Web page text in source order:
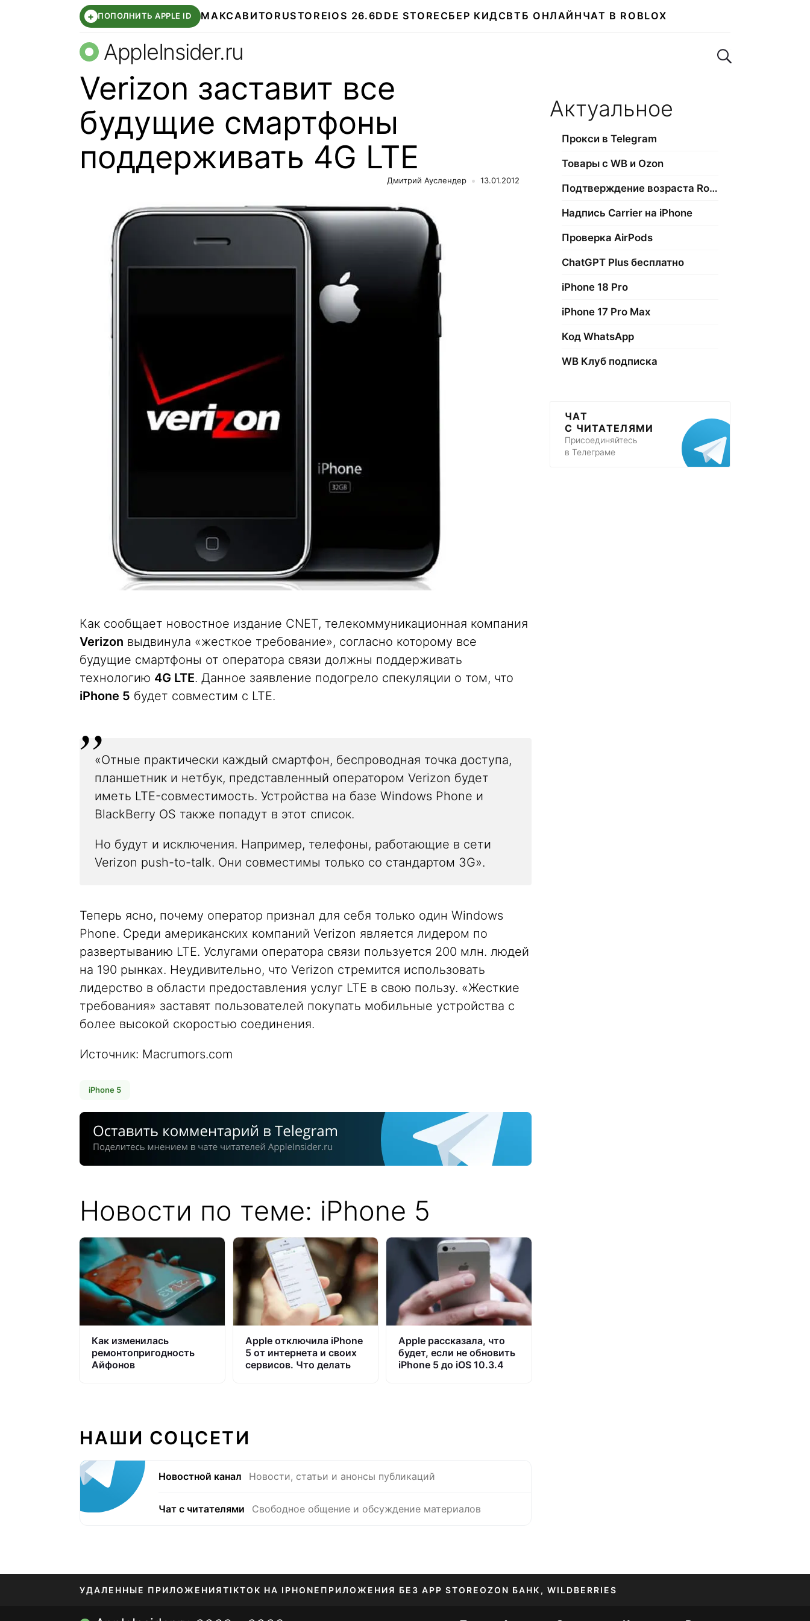
+ ПОПОЛНИТЬ APPLE ID МАКСАВИТО RUSTOREIOS 26.6DDE STORE СБЕР КИДСВТБ ОНЛАЙН ЧАТ В ROBLOX
AppleInsider.ru Поиск по сайту
Verizon заставит все
будущие смартфоны
поддерживать 4G LTE
Дмитрий Ауслендер 13.01.2012
Как сообщает новостное издание CNET, телекоммуникационная компания
Verizon выдвинула «жесткое требование», согласно которому все
будущие смартфоны от оператора связи должны поддерживать
технологию 4G LTE. Данное заявление подогрело спекуляции о том, что
iPhone 5 будет совместим с LTE.
«Отные практически каждый смартфон, беспроводная точка доступа,
планшетник и нетбук, представленный оператором Verizon будет
иметь LTE-совместимость. Устройства на базе Windows Phone и
BlackBerry OS также попадут в этот список.
Но будут и исключения. Например, телефоны, работающие в сети
Verizon push-to-talk. Они совместимы только со стандартом 3G».
Теперь ясно, почему оператор признал для себя только один Windows
Phone. Среди американских компаний Verizon является лидером по
развертыванию LTE. Услугами оператора связи пользуется 200 млн. людей
на 190 рынках. Неудивительно, что Verizon стремится использовать
лидерство в области предоставления услуг LTE в свою пользу. «Жесткие
требования» заставят пользователей покупать мобильные устройства с
более высокой скоростью соединения.
Источник: Macrumors.com
iPhone 5
Новости по теме: iPhone 5
Как изменилась
ремонтопригодность
Айфонов
Apple отключила iPhone
5 от интернета и своих
сервисов. Что делать
Apple рассказала, что
будет, если не обновить
iPhone 5 до iOS 10.3.4
НАШИ СОЦСЕТИ
Новостной канал Новости, статьи и анонсы публикаций
Чат с читателями Свободное общение и обсуждение материалов
Актуальное
Прокси в Telegram
Товары с WB и Ozon
Подтверждение возраста Roblox
Надпись Carrier на iPhone
Проверка AirPods
ChatGPT Plus бесплатно
iPhone 18 Pro
iPhone 17 Pro Max
Код WhatsApp
WB Клуб подписка
ЧАТ
С ЧИТАТЕЛЯМИ
Присоединяйтесь
в Телеграме
УДАЛЕННЫЕ ПРИЛОЖЕНИЯTIKTOK НА IPHONE ПРИЛОЖЕНИЯ БЕЗ APP STOREOZON БАНК, WILDBERRIES